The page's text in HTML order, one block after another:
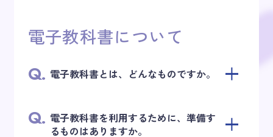
電子教科書について
Q. 電子教科書とは、どんなものですか。
Q. 電子教科書を利用するために、準備す
るものはありますか。